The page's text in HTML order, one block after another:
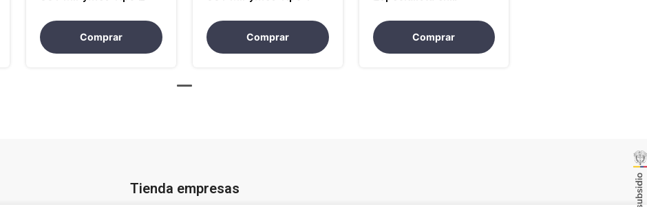
Comprar Comprar
Trabajo (SST)
Comprar
Tienda empresas